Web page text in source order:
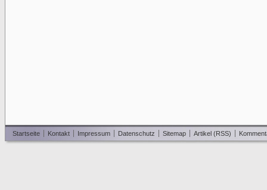
Startseite Kontakt Impressum Datenschutz Sitemap Artikel (RSS)